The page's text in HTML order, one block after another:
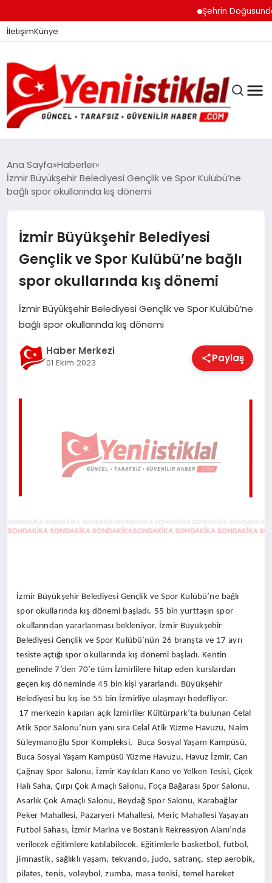
Şehrin Doğusundan
İletişimKünye
GÜNDEM
DÜNYA
EĞITIM
EKONOMI
Ana Sayfa Haberler
İzmir Büyükşehir Belediyesi Gençlik ve Spor Kulübü’ne
bağlı spor okullarında kış dönemi
İzmir Büyükşehir Belediyesi
Gençlik ve Spor Kulübü’ne bağlı
spor okullarında kış dönemi
İzmir Büyükşehir Belediyesi Gençlik ve Spor Kulübü’ne
bağlı spor okullarında kış dönemi
Haber Merkezi
01 Ekim 2023 Paylaş
İzmir Büyükşehir Belediyesi Gençlik ve Spor Kulübü’ne bağlı
spor okullarında kış dönemi başladı. 55 bin yurttaşın spor
okullarından yararlanması bekleniyor. İzmir Büyükşehir
Belediyesi Gençlik ve Spor Kulübü’nün 26 branşta ve 17 ayrı
tesiste açtığı spor okullarında kış dönemi başladı. Kentin
genelinde 7’den 70’e tüm İzmirlilere hitap eden kurslardan
geçen kış döneminde 45 bin kişi yararlandı. Büyükşehir
Belediyesi bu kış ise 55 bin İzmirliye ulaşmayı hedefliyor.
17 merkezin kapıları açık İzmirliler Kültürpark’ta bulunan Celal
Atik Spor Salonu’nun yanı sıra Celal Atik Yüzme Havuzu, Naim
Süleymanoğlu Spor Kompleksi, Buca Sosyal Yaşam Kampüsü,
Buca Sosyal Yaşam Kampüsü Yüzme Havuzu, Havuz İzmir, Can
Çağnay Spor Salonu, İzmir Kayıkları Kano ve Yelken Tesisi, Çiçek
Halı Saha, Çırpı Çok Amaçlı Salonu, Foça Bağarası Spor Salonu,
Asarlık Çok Amaçlı Salonu, Beydağ Spor Salonu, Karabağlar
Peker Mahallesi, Pazaryeri Mahallesi, Meriç Mahallesi Yaşayan
Futbol Sahası, İzmir Marina ve Bostanlı Rekreasyon Alanı’nda
verilecek eğitimlere katılabilecek. Eğitimlerle basketbol, futbol,
jimnastik, sağlıklı yaşam, tekvando, judo, satranç, step aerobik,
pilates, tenis, voleybol, zumba, masa tenisi, temel hareket